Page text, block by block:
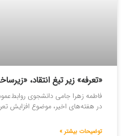
«تعرفه» زیر تیغ انتقاد،
فاطمه زهرا جامی دانشجوی
در هفته‌های اخیر، موضوع افزایش
توضیحات بیشتر »